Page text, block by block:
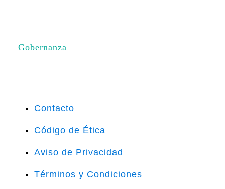
Gobernanza
Contacto
Código de Ética
Aviso de Privacidad
Términos y Condiciones